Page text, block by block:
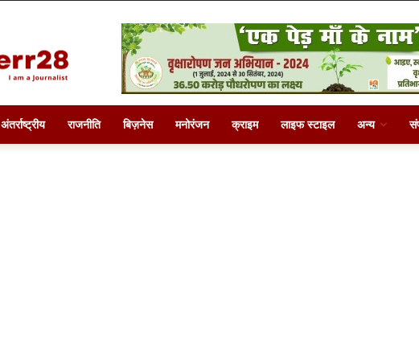
अंतर्राष्ट्रीय राजनीति बिज़नेस मनोरंजन क्राइम लाइफ स्टाइल अन्य